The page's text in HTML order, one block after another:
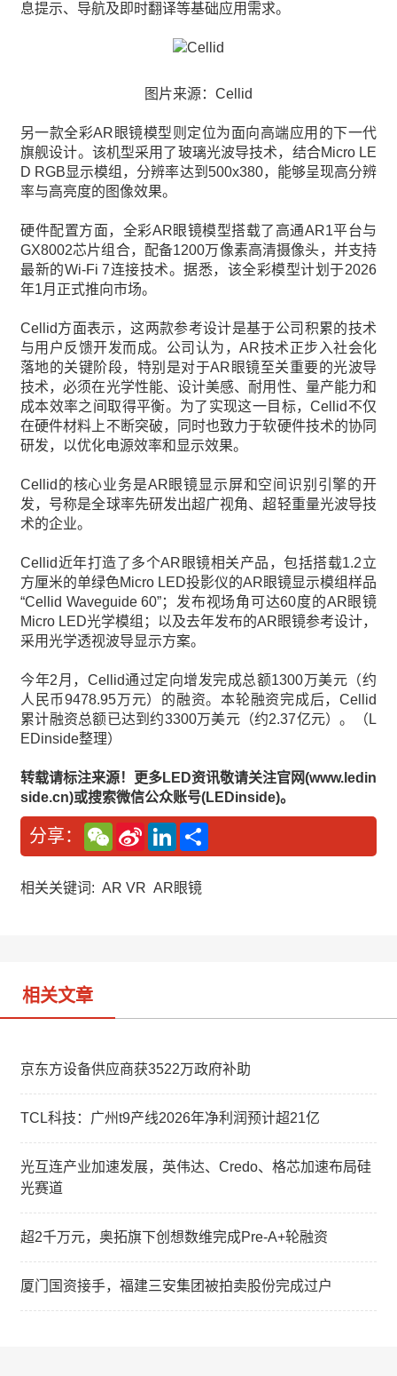
息提示、导航及即时翻译等基础应用需求。
图片来源：Cellid
另一款全彩AR眼镜模型则定位为面向高端应用的下一代
旗舰设计。该机型采用了玻璃光波导技术，结合Micro LE
D RGB显示模组，分辨率达到500x380，能够呈现高分辨
率与高亮度的图像效果。
硬件配置方面，全彩AR眼镜模型搭载了高通AR1平台与
GX8002芯片组合，配备1200万像素高清摄像头，并支持
最新的Wi-Fi 7连接技术。据悉，该全彩模型计划于2026
年1月正式推向市场。
Cellid方面表示，这两款参考设计是基于公司积累的技术
与用户反馈开发而成。公司认为，AR技术正步入社会化
落地的关键阶段，特别是对于AR眼镜至关重要的光波导
技术，必须在光学性能、设计美感、耐用性、量产能力和
成本效率之间取得平衡。为了实现这一目标，Cellid不仅
在硬件材料上不断突破，同时也致力于软硬件技术的协同
研发，以优化电源效率和显示效果。
Cellid的核心业务是AR眼镜显示屏和空间识别引擎的开
发，号称是全球率先研发出超广视角、超轻重量光波导技
术的企业。
Cellid近年打造了多个AR眼镜相关产品，包括搭载1.2立
方厘米的单绿色Micro LED投影仪的AR眼镜显示模组样品
“Cellid Waveguide 60”；发布视场角可达60度的AR眼镜
Micro LED光学模组；以及去年发布的AR眼镜参考设计，
采用光学透视波导显示方案。
今年2月，Cellid通过定向增发完成总额1300万美元（约
人民币9478.95万元）的融资。本轮融资完成后，Cellid
累计融资总额已达到约3300万美元（约2.37亿元）。（L
EDinside整理）
转载请标注来源！更多LED资讯敬请关注官网(www.ledin
side.cn)或搜索微信公众账号(LEDinside)。
分享：
W
e
C
a
S
n
W
L
n
e
相关关键词: AR VR AR眼镜
相关文章
京东方设备供应商获3522万政府补助
TCL科技：广州t9产线2026年净利润预计超21亿
光互连产业加速发展，英伟达、Credo、格芯加速布局硅
光赛道
超2千万元，奥拓旗下创想数维完成Pre-A+轮融资
厦门国资接手，福建三安集团被拍卖股份完成过户